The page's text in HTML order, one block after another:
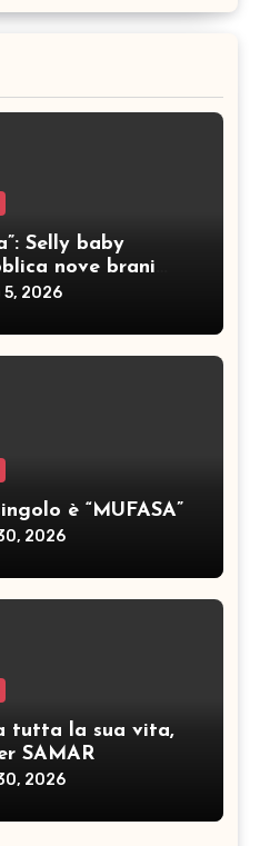
Selly baby
nove brani
2026
è “MUFASA”
2026
tutta la sua vita,
SAMAR
2026